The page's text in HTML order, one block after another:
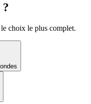
choix le plus complet.